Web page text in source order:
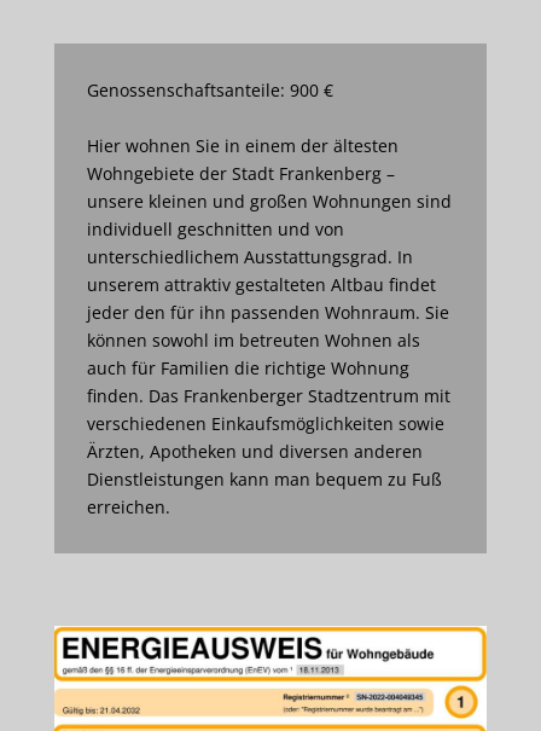
Genossenschaftsanteile: 900 €
Hier wohnen Sie in einem der ältesten
Wohngebiete der Stadt Frankenberg –
unsere kleinen und großen Wohnungen sind
individuell geschnitten und von
unterschiedlichem Ausstattungsgrad. In
unserem attraktiv gestalteten Altbau findet
jeder den für ihn passenden Wohnraum. Sie
können sowohl im betreuten Wohnen als
auch für Familien die richtige Wohnung
finden. Das Frankenberger Stadtzentrum mit
verschiedenen Einkaufsmöglichkeiten sowie
Ärzten, Apotheken und diversen anderen
Dienstleistungen kann man bequem zu Fuß
erreichen.